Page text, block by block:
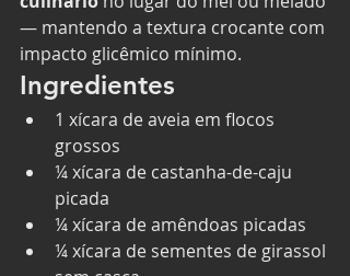
— mantendo a textura crocante com
impacto glicêmico mínimo.
Ingredientes
1 xícara de aveia em flocos
grossos
¼ xícara de castanha-de-caju
picada
¼ xícara de amêndoas picadas
¼ xícara de sementes de girassol